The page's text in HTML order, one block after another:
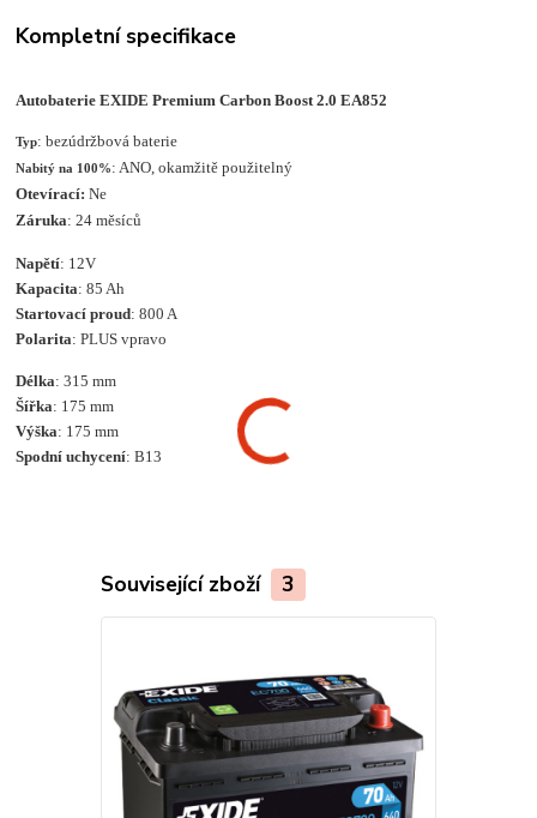
Kompletní specifikace
Autobaterie EXIDE Premium Carbon Boost 2.0 EA852
Typ: bezúdržbová baterie
Nabitý na 100%: ANO, okamžitě použitelný
Otevírací:Ne
Záruka: 24 měsíců
Napětí: 12V
Kapacita: 85 Ah
Startovací proud: 800 A
Polarita: PLUS vpravo
Délka: 315 mm
Šířka: 175 mm
Výška: 175 mm
Spodní uchycení: B13
Související zboží 3